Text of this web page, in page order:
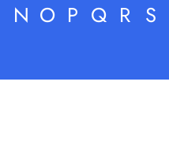
N O P Q R S